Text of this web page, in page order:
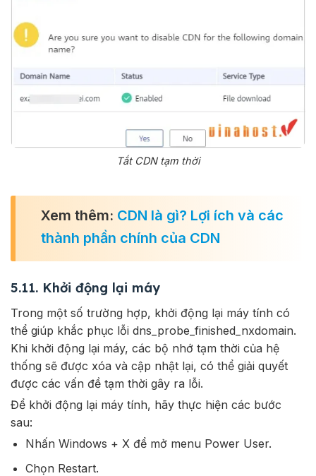
Tắt CDN tạm thời
Xem thêm: CDN là gì? Lợi ích và các
thành phần chính của CDN
5.11. Khởi động lại máy
Trong một số trường hợp, khởi động lại máy tính có
thể giúp khắc phục lỗi dns_probe_finished_nxdomain.
Khi khởi động lại máy, các bộ nhớ tạm thời của hệ
thống sẽ được xóa và cập nhật lại, có thể giải quyết
được các vấn đề tạm thời gây ra lỗi.
Để khởi động lại máy tính, hãy thực hiện các bước
sau:
Nhấn Windows + X để mở menu Power User.
Chọn Restart.